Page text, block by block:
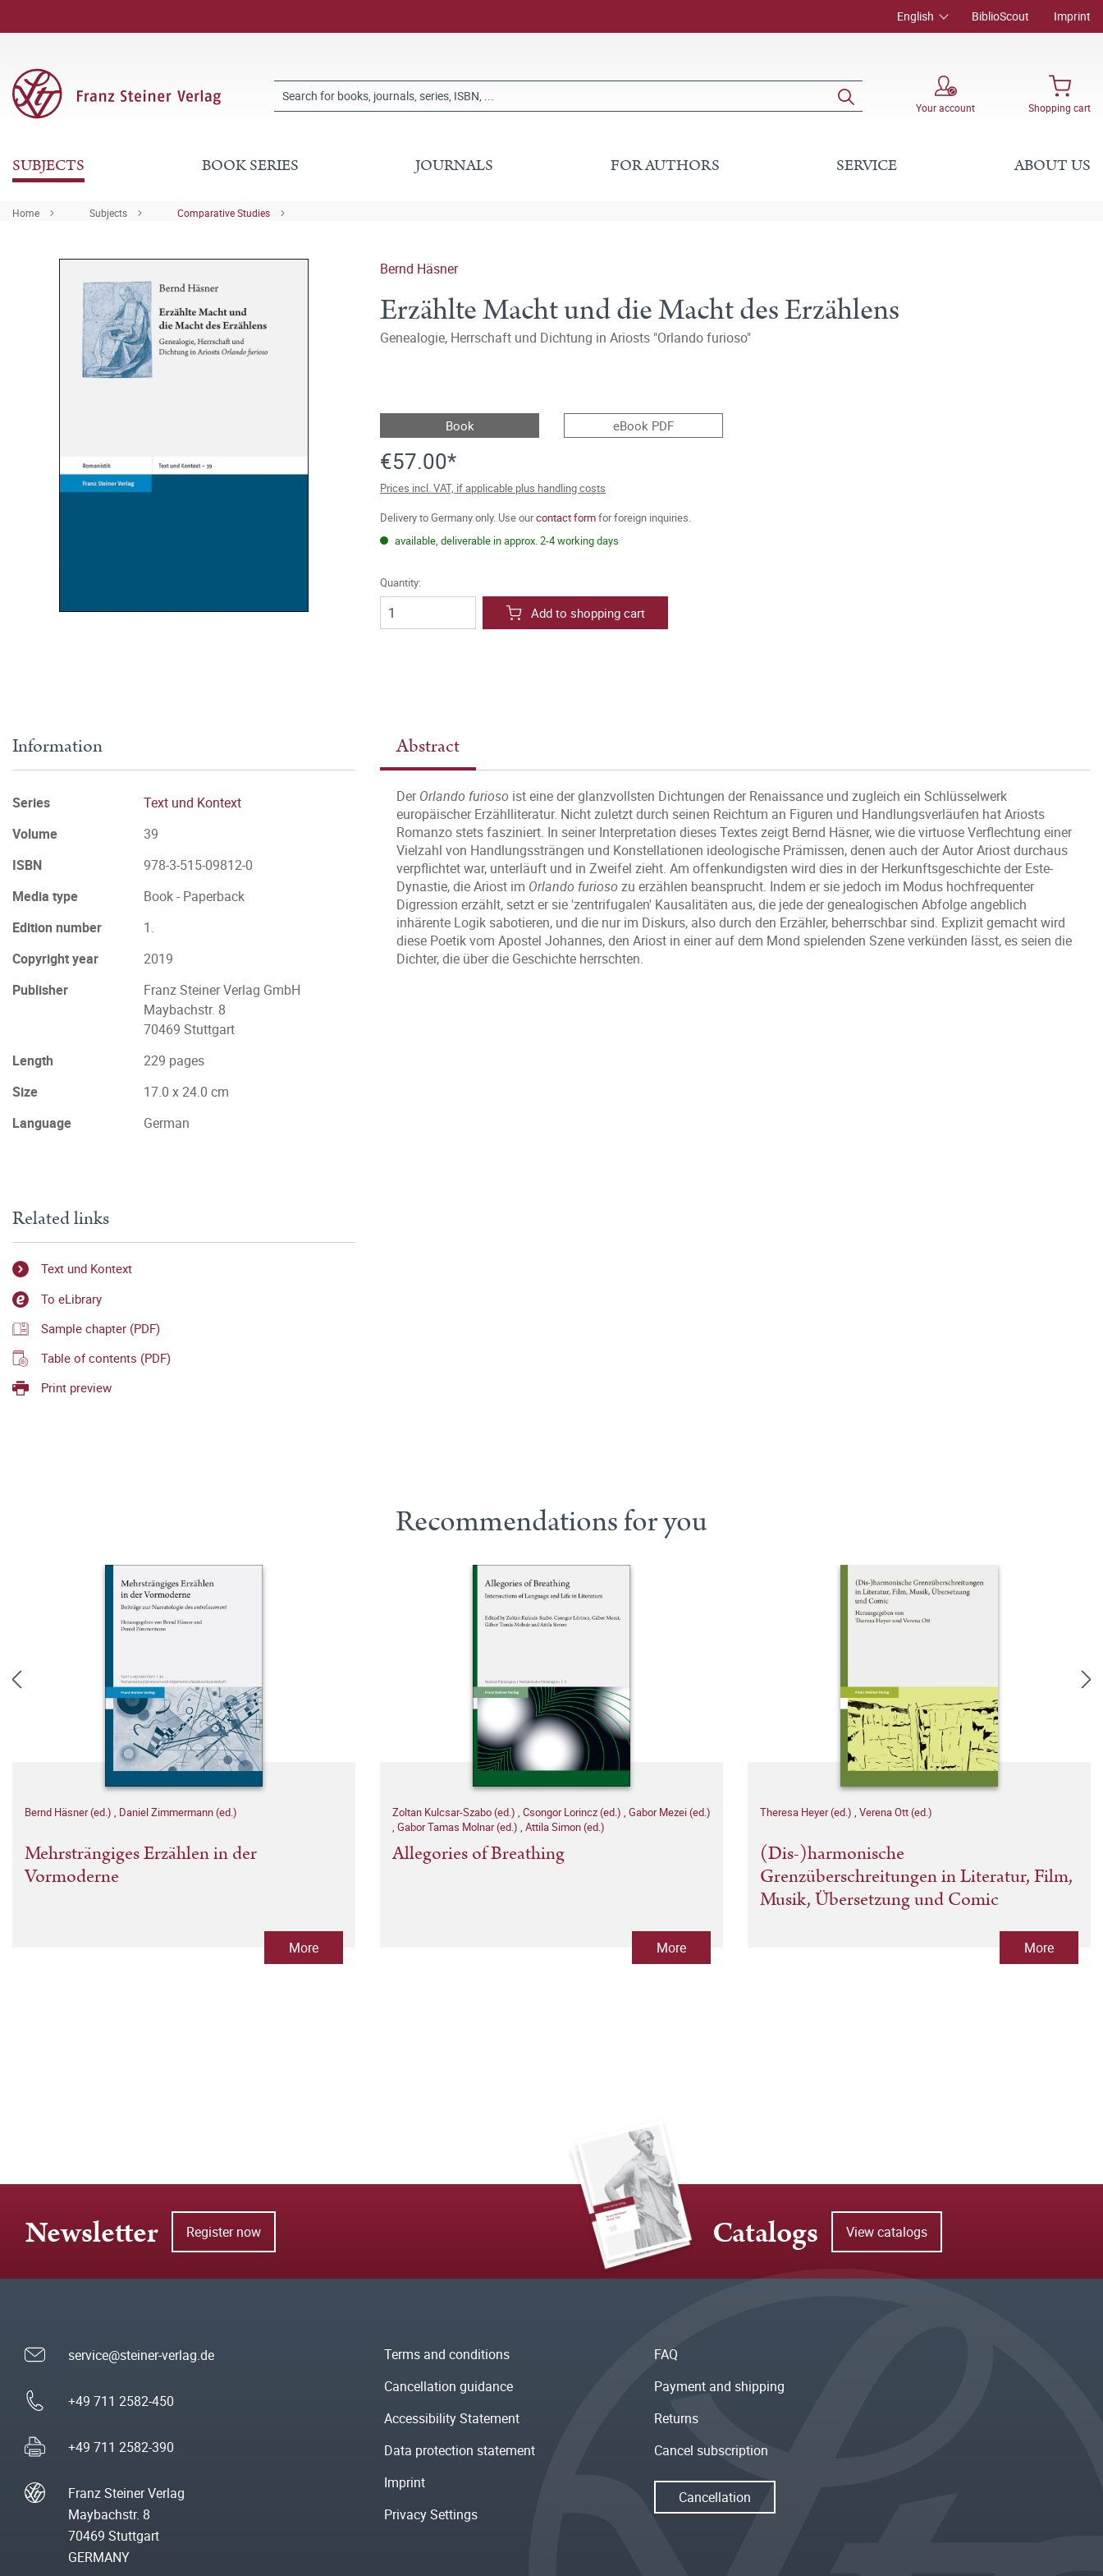
English BiblioScout Imprint
Your account Shopping cart
SUBJECTS BOOK SERIES JOURNALS FOR AUTHORS SERVICE ABOUT US
Home Subjects Comparative Studies
Bernd Häsner
Erzählte Macht und die Macht des Erzählens
Genealogie, Herrschaft und Dichtung in Ariosts "Orlando furioso"
Book eBook PDF
€57.00*
Prices incl. VAT, if applicable plus handling costs
Delivery to Germany only. Use ourcontact formfor foreign inquiries.
available, deliverable in approx. 2-4 working days
Quantity:
Add to shopping cart
Abstract
DerOrlando furioso ist eine der glanzvollsten Dichtungen der Renaissance und zugleich ein Schlüsselwerk
europäischer Erzählliteratur. Nicht zuletzt durch seinen Reichtum an Figuren und Handlungsverläufen hat Ariosts
Romanzo stets fasziniert. In seiner Interpretation dieses Textes zeigt Bernd Häsner, wie die virtuose Verflechtung einer
Vielzahl von Handlungssträngen und Konstellationen ideologische Prämissen, denen auch der Autor Ariost durchaus
verpflichtet war, unterläuft und in Zweifel zieht. Am offenkundigsten wird dies in der Herkunftsgeschichte der Este-
Dynastie, die Ariost im Orlando furioso zu erzählen beansprucht. Indem er sie jedoch im Modus hochfrequenter
Digression erzählt, setzt er sie 'zentrifugalen' Kausalitäten aus, die jede der genealogischen Abfolge angeblich
inhärente Logik sabotieren, und die nur im Diskurs, also durch den Erzähler, beherrschbar sind. Explizit gemacht wird
diese Poetik vom Apostel Johannes, den Ariost in einer auf dem Mond spielenden Szene verkünden lässt, es seien die
Dichter, die über die Geschichte herrschten.
Information
Series
Text und Kontext
Volume
39
ISBN
978-3-515-09812-0
Media type
Book - Paperback
Edition number
1.
Copyright year
2019
Publisher
Franz Steiner Verlag GmbH
Maybachstr. 8
70469 Stuttgart
Length
229 pages
Size
17.0 x 24.0 cm
Language
German
Related links
Text und Kontext
To eLibrary
Sample chapter (PDF)
Table of contents (PDF)
Print preview
Recommendations for you
Bernd Häsner (ed.) , Daniel Zimmermann (ed.)
Mehrsträngiges Erzählen in der
Vormoderne
More
Zoltan Kulcsar-Szabo (ed.) , Csongor Lorincz (ed.) , Gabor Mezei (ed.)
, Gabor Tamas Molnar (ed.) , Attila Simon (ed.)
Allegories of Breathing
More
Theresa Heyer (ed.) , Verena Ott (ed.)
(Dis-)harmonische
Grenzüberschreitungen in Literatur, Film,
Musik, Übersetzung und Comic
More
Newsletter Register now Catalogs View catalogs
service@steiner-verlag.de
+49 711 2582-450
+49 711 2582-390
Franz Steiner Verlag
Maybachstr. 8
70469 Stuttgart
GERMANY
Terms and conditions
Cancellation guidance
Accessibility Statement
Data protection statement
Imprint
Privacy Settings
FAQ
Payment and shipping
Returns
Cancel subscription
Cancellation